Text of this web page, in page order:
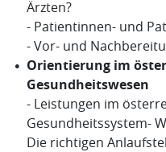
Ärzten?
- Patientinnen- und
- Vor- und
Orientierung im
Gesundheitswesen
- Leistungen im
Gesundheitssystem-
Die richtigen